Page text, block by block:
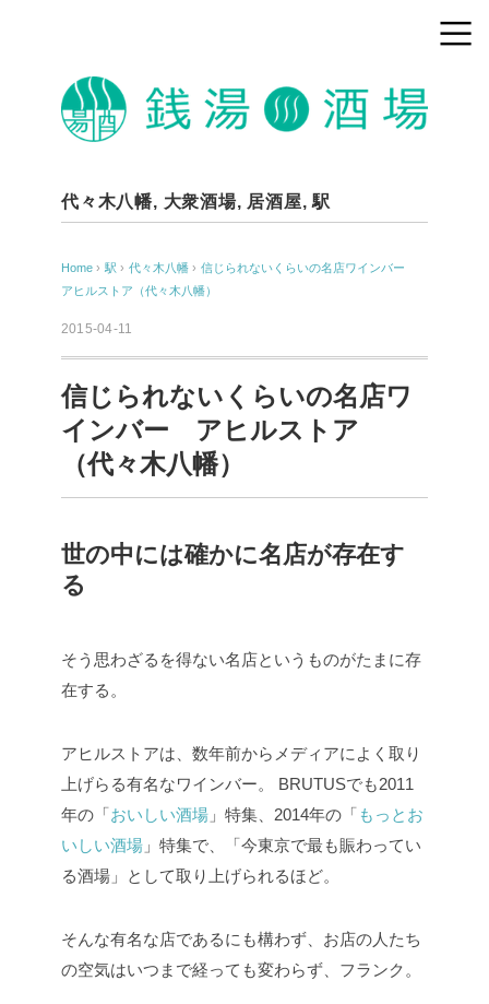
代々木八幡, 大衆酒場, 居酒屋,駅
Home › 駅 › 代々木八幡 › 信じられないくらいの名店ワインバー
アヒルストア（代々木八幡）
2015-04-11
信じられないくらいの名店ワ
インバー アヒルストア
（代々木八幡）
世の中には確かに名店が存在す
る
そう思わざるを得ない名店というものがたまに存
在する。
アヒルストアは、数年前からメディアによく取り
上げらる有名なワインバー。
BRUTUSでも2011
年の「おいしい酒場 」特集、2014年の「 もっとお
いしい酒場 」特集で、「今東京で最も賑わってい
る酒場」として取り上げられるほど。
そんな有名な店であるにも構わず、お店の人たち
の空気はいつまで経っても変わらず、フランク。